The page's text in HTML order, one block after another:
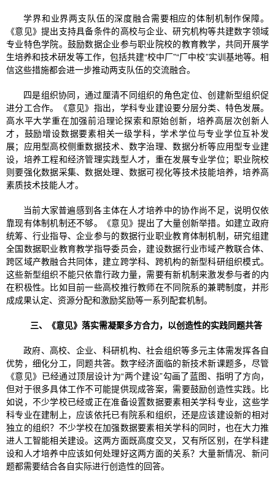
学界和业界两支队伍的深度融合需要相应的体制机制作保障。
《意见》提出支持具备条件的高校与企业、研究机构等共建数字领域
专业特色学院。鼓励数据企业参与职业院校的教育教学，共同开展学
生培养和技术研发等工作，包括共建“校中厂”“厂中校”实训基地等。相
信这些措施都会进一步推动两支队伍的交流融合。
四是组织协同，通过厘清不同组织的角色定位、创建新型组织促
进分工合作。《意见》指出，学科专业建设要分层分类、特色发展。
高水平大学重在加强前沿理论探索和原始创新，培养高层次创新人
才，鼓励增设数据要素相关一级学科，学术学位与专业学位互补发
展；应用型高校侧重数据技术、数字治理、数据分析等应用型专业建
设，培养工程和经济管理实践型人才，重在发展专业学位；职业院校
则要强化数据采集、数据处理、数据可视化等技术技能培养，培养高
素质技术技能人才。
当前大家普遍感到各主体在人才培养中的协作尚不足，说明仅依
靠现有体制机制还不够。《意见》提出了大量创新举措。如建立政府
统筹、行业指导、企业参与的数据行业职业教育体制机制，研究组建
全国数据职业教育教学指导委员会，建设数据行业市域产教联合体、
跨区域产教融合共同体，建立跨学科、跨机构的新型科研组织模式。
这些新型组织不能只依靠行政力量，需要有新机制来激发参与者的内
在积极性。比如目前一些高校推行教师在不同院系的兼聘制度，并形
成成果认定、资源分配和激励奖励等一系列配套机制。
三、《意见》落实需凝聚多方合力，以创造性的实践同题共答
政府、高校、企业、科研机构、社会组织等多元主体需发挥各自
优势，细化分工，同题共答。数字经济面临的新技术新课题多，尽管
《意见》已经通过顶层设计为“两个建设”勾画了蓝图、指明了方向，
但对于很多具体工作不可能提供现成答案，需要鼓励创造性实践。比
如说，不少学校已经或正在准备设置数据要素相关学科专业，这些学
科专业在建制上，应该依托已有院系和组织，还是应该建设新的相对
独立的组织？不少学校在加强数据要素相关学科的同时，也在大力推
进人工智能相关建设。这两方面既高度交叉，又有所区别，在学科建
设和人才培养中应该如何处理好这两方面的关系？大量新情况、新问
题都需要结合各自实际进行创造性的回答。